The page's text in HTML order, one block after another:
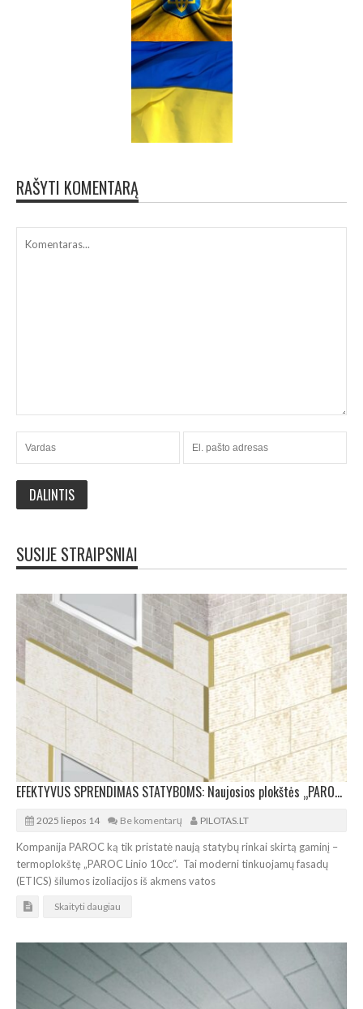
RAŠYTI KOMENTARĄ
SUSIJE STRAIPSNIAI
EFEKTYVUS SPRENDIMAS STATYBOMS: Naujosios plokštės „PAROC Linio 10cc“
2025 liepos 14 Be komentarų PILOTAS.LT
Kompanija PAROC ką tik pristatė naują statybų rinkai skirtą gaminį –
termoplokštę „PAROC Linio 10cc“. Tai moderni tinkuojamų fasadų
(ETICS) šilumos izoliacijos iš akmens vatos
Skaityti daugiau